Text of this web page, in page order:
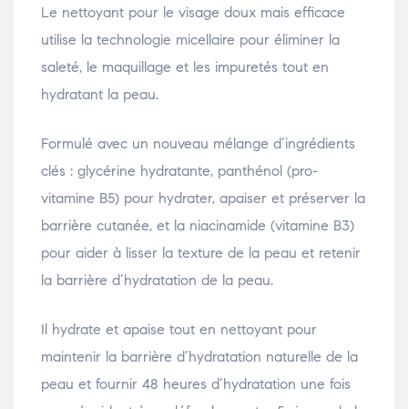
Le nettoyant pour le visage doux mais efficace
utilise la technologie micellaire pour éliminer la
saleté, le maquillage et les impuretés tout en
hydratant la peau.
Formulé avec un nouveau mélange d’ingrédients
clés : glycérine hydratante, panthénol (pro-
vitamine B5) pour hydrater, apaiser et préserver la
barrière cutanée, et la niacinamide (vitamine B3)
pour aider à lisser la texture de la peau et retenir
la barrière d’hydratation de la peau.
Il hydrate et apaise tout en nettoyant pour
maintenir la barrière d’hydratation naturelle de la
peau et fournir 48 heures d’hydratation une fois